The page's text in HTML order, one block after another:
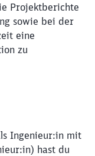
Projektberichte
sowie bei der
eine
zu
Ingenieur:in mit
hast du